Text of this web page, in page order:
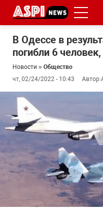
В Одессе в
погибли 6
Новости » Общество
чт, 02/24/2022 - 10:43
Автор:
#ООС
#боротьба
з
корупцією
#гфс